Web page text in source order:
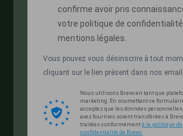
confirme avoir pris
votre politique de
mentions légales.
Vous pouvez vous désinscrire à tout
cliquant sur le lien présent dans nos
Nous utilisons Brevo en tant que
marketing. En soumettant ce
acceptez que les données personnelles
avez fournies soient transférées à
traitées conformémentà la politique de
confidentialité de Brevo.